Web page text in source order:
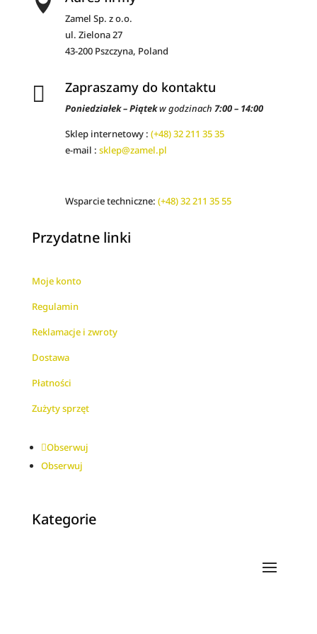
Zamel Sp. z o.o.
ul. Zielona 27
43-200 Pszczyna, Poland
 Zapraszamy do kontaktu
Poniedziałek – Piątekw godzinach 7:00 – 14:00
Sklep internetowy : (+48) 32 211 35 35
e-mail : sklep@zamel.pl
Wsparcie techniczne: (+48) 32 211 35 55
Przydatne linki
Moje konto
Regulamin
Reklamacje i zwroty
Dostawa
Płatności
Zużyty sprzęt
Obserwuj
Obserwuj
Kategorie